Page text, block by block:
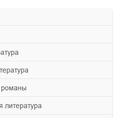
романы
литература